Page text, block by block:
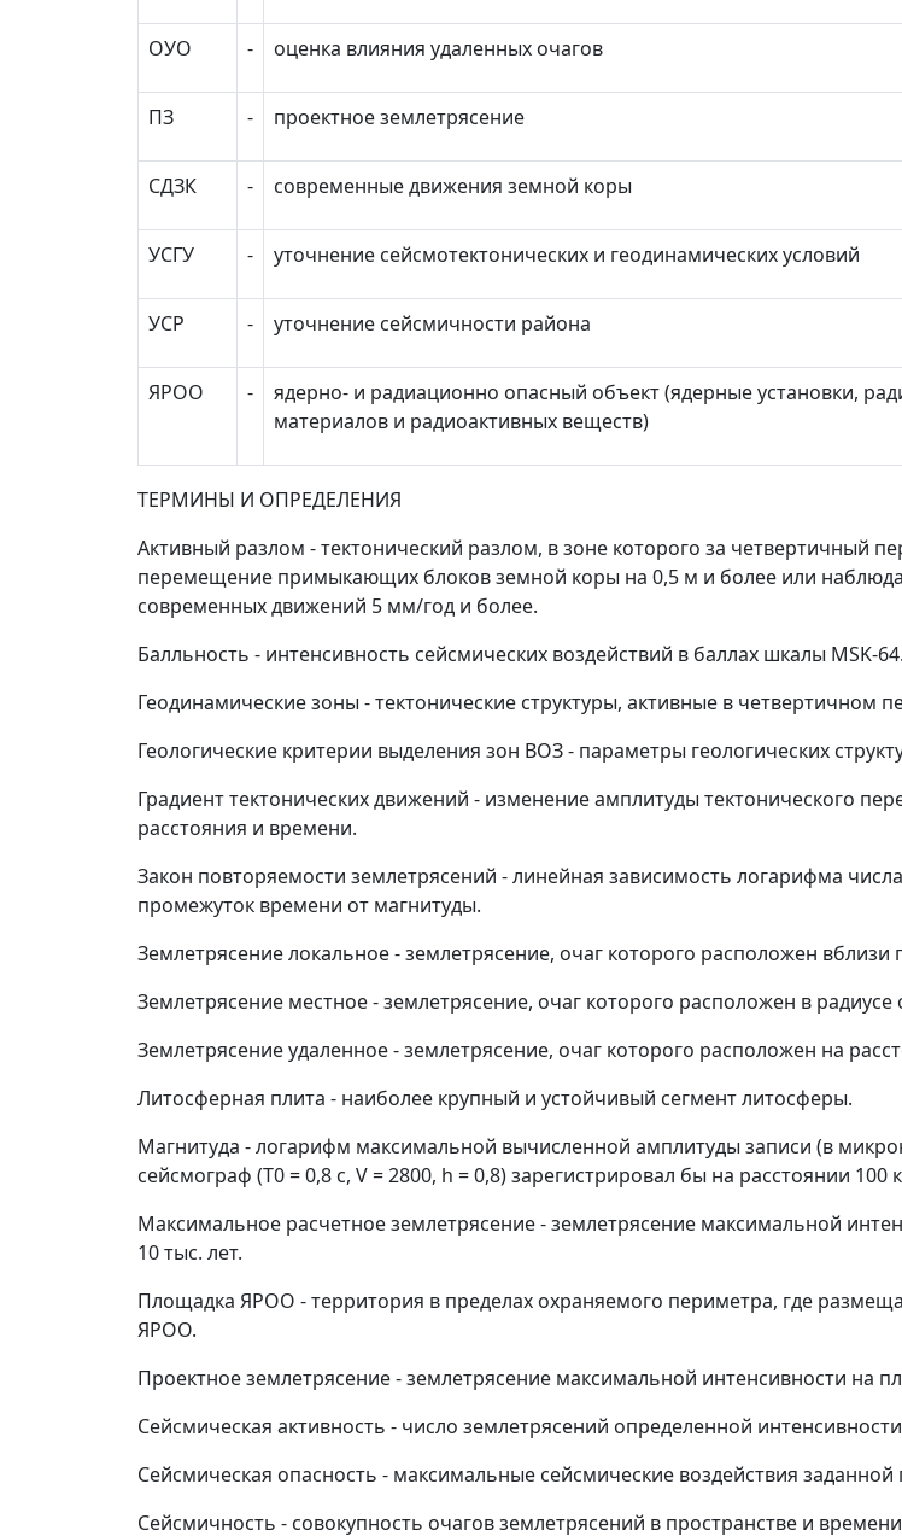
ОУО - оценка влияния удаленных очагов
ПЗ - проектное землетрясение
СДЗК - современные движения земной коры
УСГУ - уточнение сейсмотектонических и геодинамических условий
УСР - уточнение сейсмичности района
ЯРОО -
ядерно- и радиационно опасный объект (ядерные установки,
материалов и радиоактивных веществ)
ТЕРМИНЫ И ОПРЕДЕЛЕНИЯ
Активный разлом - тектонический разлом, в зоне которого за четвертичный
перемещение примыкающих блоков земной коры на 0,5 м и более или
современных движений 5 мм/год и более.
Балльность - интенсивность сейсмических воздействий в баллах шкалы MSK-64.
Геодинамические зоны - тектонические структуры, активные в четвертичном
Геологические критерии выделения зон ВОЗ- параметры геологических
Градиент тектонических движений - изменение амплитуды тектонического
расстояния и времени.
Закон повторяемости землетрясений - линейная зависимость логарифма
промежуток времени от магнитуды.
Землетрясение локальное- землетрясение, очаг которого расположен
Землетрясение местное- землетрясение, очаг которого расположен в
Землетрясение удаленное- землетрясение, очаг которого расположен на
Литосферная плита - наиболее крупный и устойчивый сегмент литосферы.
Магнитуда - логарифм максимальной вычисленной амплитуды записи (в
сейсмограф (Т0= 0,8 с, V= 2800, h = 0,8) зарегистрировал бы на расстоянии 100
Максимальное расчетное землетрясение- землетрясение максимальной
10 тыс. лет.
Площадка ЯРОО - территория в пределах охраняемого периметра, где
ЯРОО.
Проектное землетрясение- землетрясение максимальной интенсивности на
Сейсмическая активность - число землетрясений определенной
Сейсмическая опасность - максимальные сейсмические воздействия
Сейсмичность - совокупность очагов землетрясений в пространстве и